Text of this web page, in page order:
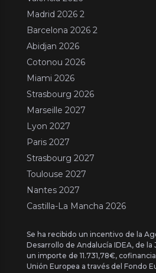
Madrid 2026 2
Barcelona 2026 2
Abidjan 2026
Cotonou 2026
Miami 2026
Strasbourg 2026
Marseille 2027
Lyon 2027
Paris 2027
Strasbourg 2027
Toulouse 2027
Nantes 2027
Castilla-La Mancha 2026
Se ha recibido un incentivo de la
Desarrollo de Andalucía IDEA, de
un importe de 11.731,78€,
Unión Europea a través del Fondo